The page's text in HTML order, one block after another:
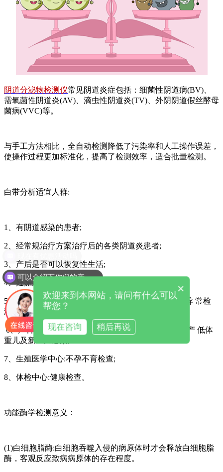
阴道分泌物检测仪常见阴道炎症包括：细菌性阴道病(BV)、
需氧菌性阴道炎(AV)、滴虫性阴道炎(TV)、外阴阴道假丝酵母
菌病(VVC)等。
与手工方法相比，全自动检测降低了污染率和人工操作误差，
使操作过程更加标准化，提高了检测效率，适合批量检测。
白带分析适宜人群:
1、有阴道感染的患者;
2、经常规治疗方案治疗后的各类阴道炎患者;
3、产后是否可以恢复性生活;
4、妊娠期无症状体征者;
5、妇科:妇科常规检查、妇科术前筛查、阴道分泌物异 常检
测;
6、产科:产前常规检查，孕妇及时筛查能有效预防早产 低体
重儿及新生儿感染;
7、生殖医学中心:不孕不育检查;
8、体检中心:健康检查。
功能酶学检测意义：
(1)白细胞脂酶:白细胞吞噬入侵的病原体时才会释放白细胞脂
酶，客观反应致病病原体的存在程度。
可以介绍下你们的产品么
×
欢迎来到本网站，请问有什么可以
帮您？
现在咨询 稍后再说